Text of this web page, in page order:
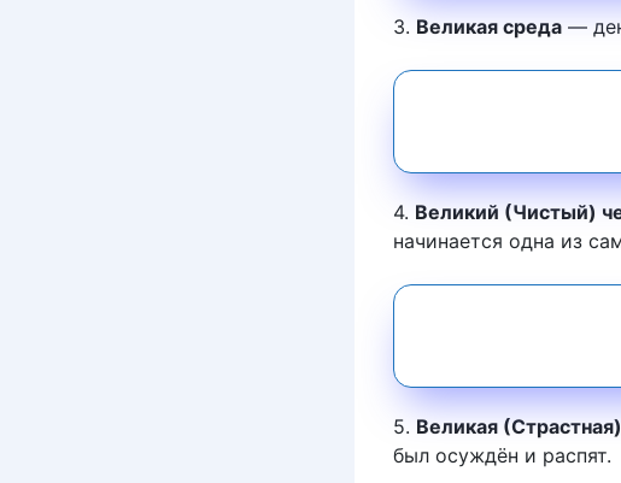
3. Великая среда —
4. Великий (Чистый)
начинается одна из
5. Великая
был осуждён и распят.